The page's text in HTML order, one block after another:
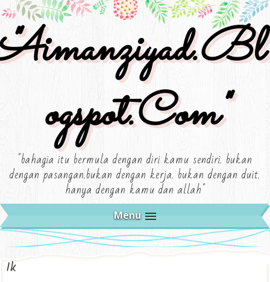
"aimanziyad.bl
Ogspot.com"
"bahagia itu bermula dengan diri kamu sendiri. bukan
dengan pasangan.bukan dengan kerja. bukan dengan duit.
hanya dengan kamu dan allah"
Menu
Ik